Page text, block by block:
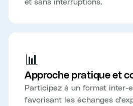
📊
Approche pratique et
Participez à un format inter-
favorisant les échanges